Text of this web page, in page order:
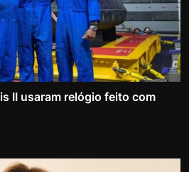
II usaram relógio feito com